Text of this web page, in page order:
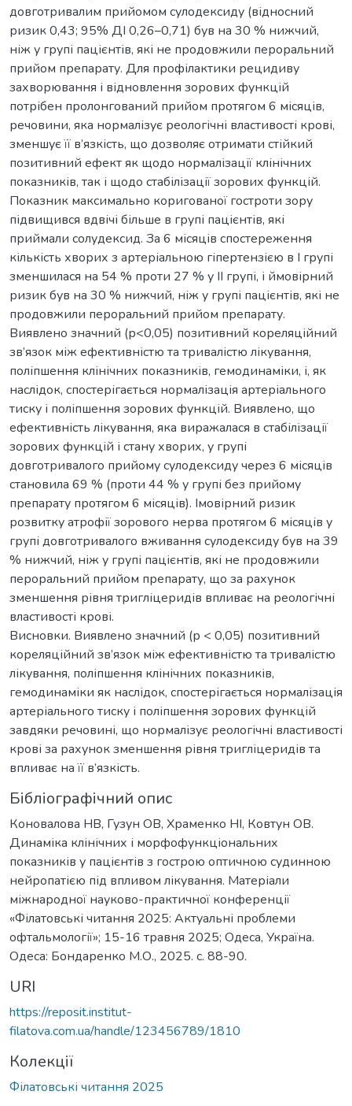
довготривалим прийомом сулодексиду (відносний
ризик 0,43; 95% ДІ 0,26–0,71) був на 30 % нижчий,
ніж у групі пацієнтів, які не продовжили пероральний
прийом препарату. Для профілактики рецидиву
захворювання і відновлення зорових функцій
потрібен пролонгований прийом протягом 6 місяців,
речовини, яка нормалізує реологічні властивості крові,
зменшує її в’язкість, що дозволяє отримати стійкий
позитивний ефект як щодо нормалізації клінічних
показників, так і щодо стабілізації зорових функцій.
Показник максимально коригованої гостроти зору
підвищився вдвічі більше в групі пацієнтів, які
приймали солудексид. За 6 місяців спостереження
кількість хворих з артеріальною гіпертензією в І групі
зменшилася на 54 % проти 27 % у ІІ групі, і ймовірний
ризик був на 30 % нижчий, ніж у групі пацієнтів, які не
продовжили пероральний прийом препарату.
Виявлено значний (р<0,05) позитивний кореляційний
зв’язок між ефективністю та тривалістю лікування,
поліпшення клінічних показників, гемодинаміки, і, як
наслідок, спостерігається нормалізація артеріального
тиску і поліпшення зорових функцій. Виявлено, що
ефективність лікування, яка виражалася в стабілізації
зорових функцій і стану хворих, у групі
довготривалого прийому сулодексиду через 6 місяців
становила 69 % (проти 44 % у групі без прийому
препарату протягом 6 місяців). Імовірний ризик
розвитку атрофії зорового нерва протягом 6 місяців у
групі довготривалого вживання сулодексиду був на 39
% нижчий, ніж у групі пацієнтів, які не продовжили
пероральний прийом препарату, що за рахунок
зменшення рівня тригліцеридів впливає на реологічні
властивості крові.
Висновки. Виявлено значний (р < 0,05) позитивний
кореляційний зв’язок між ефективністю та тривалістю
лікування, поліпшення клінічних показників,
гемодинаміки як наслідок, спостерігається нормалізація
артеріального тиску і поліпшення зорових функцій
завдяки речовині, що нормалізує реологічні властивості
крові за рахунок зменшення рівня тригліцеридів та
впливає на її в’язкість.
Бібліографічний опис
Коновалова НВ, Гузун ОВ, Храменко НІ, Ковтун ОВ.
Динаміка клінічних і морфофункціональних
показників у пацієнтів з гострою оптичною судинною
нейропатією під впливом лікування. Матеріали
міжнародної науково-практичної конференції
«Філатовські читання 2025: Актуальні проблеми
офтальмології»; 15-16 травня 2025; Одеса, Україна.
Одеса: Бондаренко М.О., 2025. c. 88-90.
URI
https://reposit.institut-
filatova.com.ua/handle/123456789/1810
Колекції
Філатовські читання 2025